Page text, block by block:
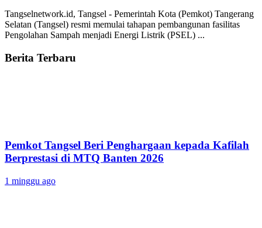
Tangselnetwork.id, Tangsel - Pemerintah Kota (Pemkot) Tangerang
Selatan (Tangsel) resmi memulai tahapan pembangunan fasilitas
Pengolahan Sampah menjadi Energi Listrik (PSEL) ...
Berita Terbaru
Pemkot Tangsel Beri Penghargaan kepada Kafilah
Berprestasi di MTQ Banten 2026
1 minggu ago